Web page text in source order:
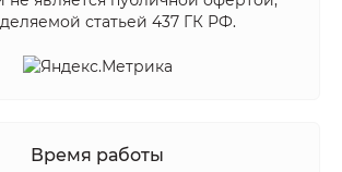
статьей 437 ГК РФ.
Время работы